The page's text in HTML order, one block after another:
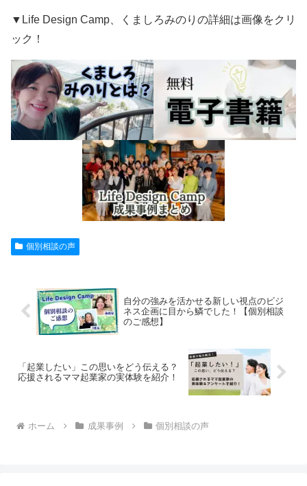
▼Life Design Camp、くましろみのりの詳細は画像をクリ
ック！
個別相談の声
自分の強みを活かせる新しい視点のビジ
ネス企画に目から鱗でした！【個別相談
のご感想】
「起業したい」この思いをどう伝える？
応援されるママ起業家の実体験を紹介！
ホーム 成果事例 個別相談の声